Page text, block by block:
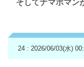
そしてナマポマン
24 : 2026/06/03(水)